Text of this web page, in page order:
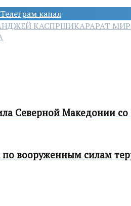
канал
КАСПРШИКАРАРАТ
Северной Македонии со
вооруженным силам